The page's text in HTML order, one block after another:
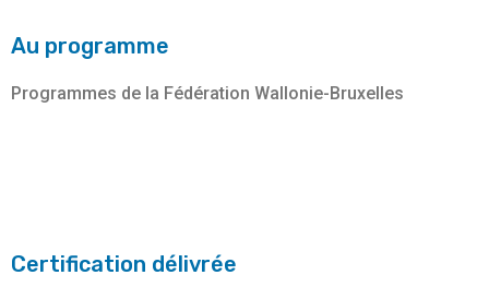
Au programme
Programmes de la Fédération Wallonie-Bruxelles
Certification délivrée